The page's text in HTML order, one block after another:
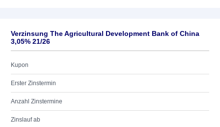
Verzinsung The Agricultural Development Bank of China
3,05% 21/26
Kupon
Erster Zinstermin
Anzahl Zinstermine
Zinslauf ab